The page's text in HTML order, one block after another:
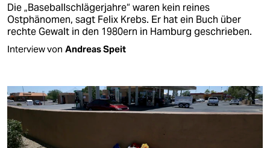
Die „Baseballschlägerjahre“ waren kein reines
Ostphänomen, sagt Felix Krebs. Er hat ein Buch über
rechte Gewalt in den 1980ern in Hamburg geschrieben.
Interview von Andreas Speit